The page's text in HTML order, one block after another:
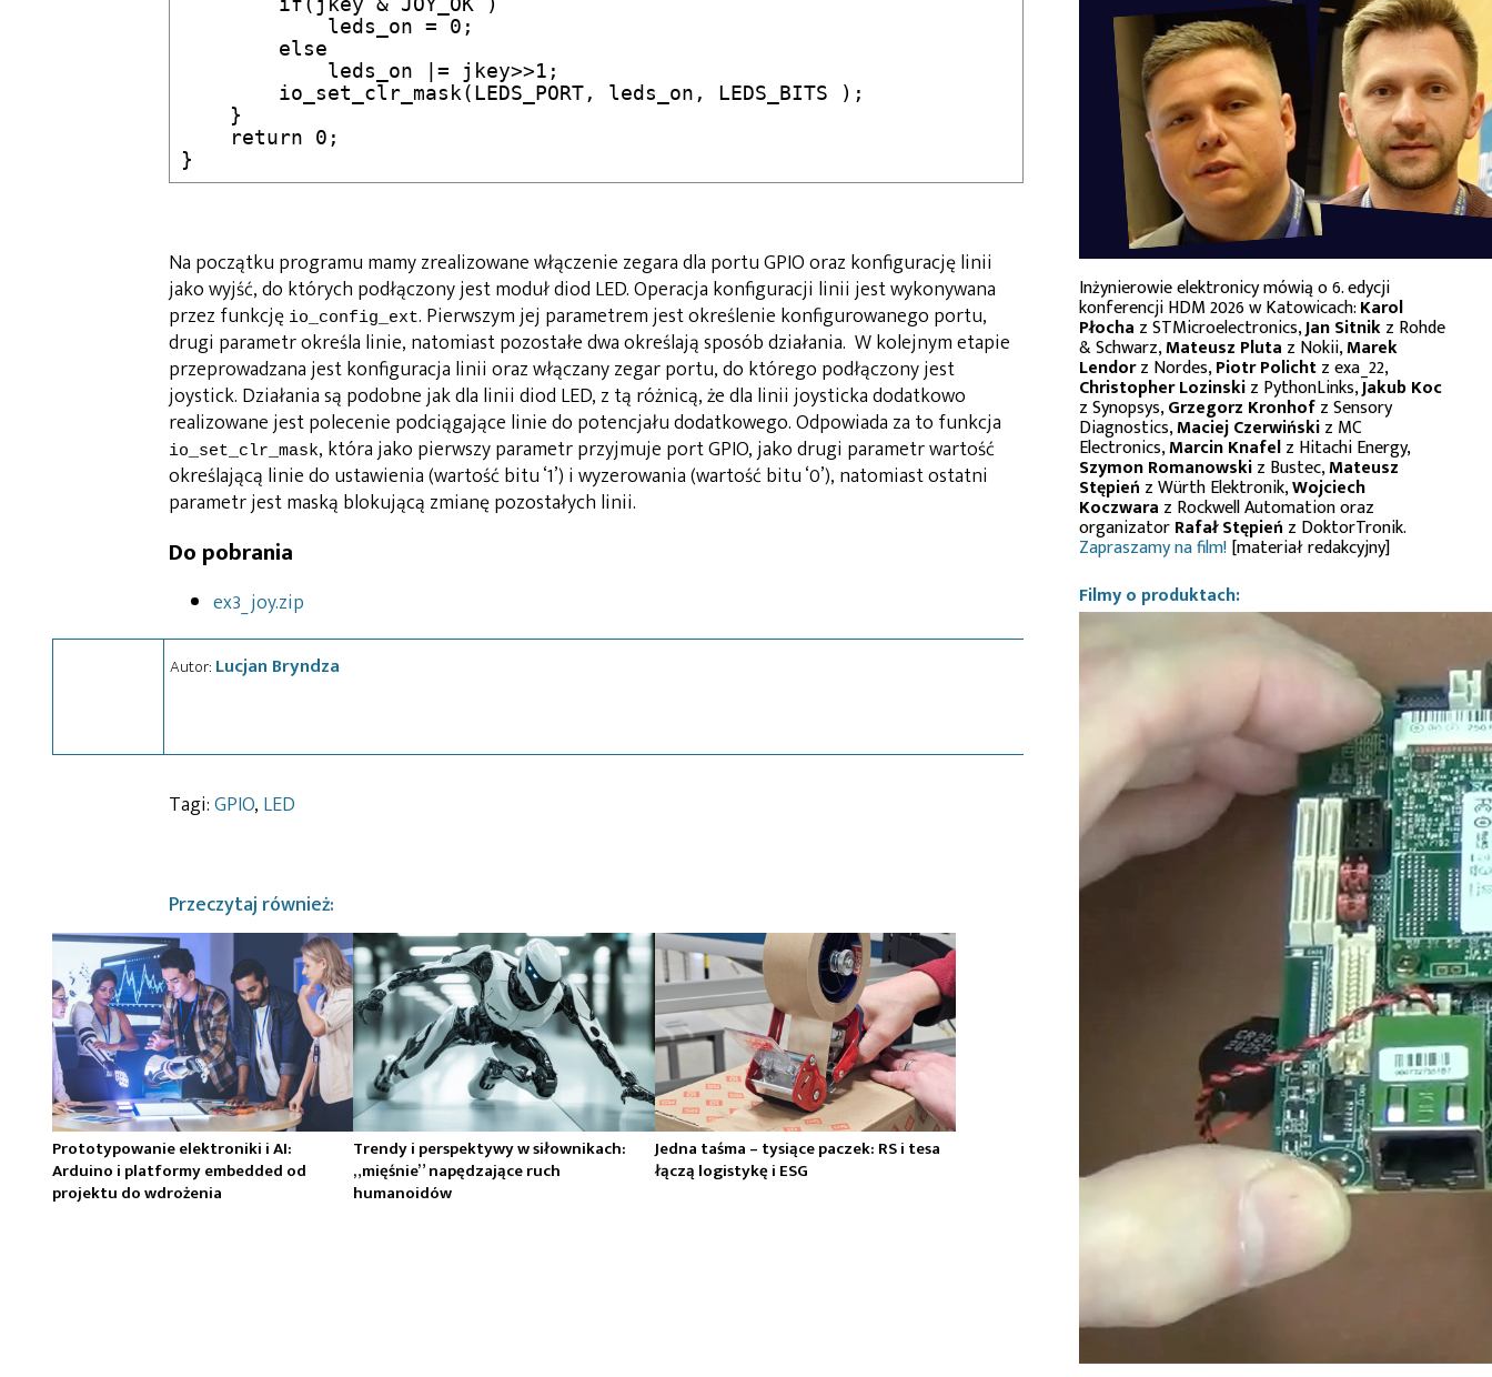
    }
    return 0;
Na początku programu mamy zrealizowane włączenie zegara dla portu GPIO oraz konfigurację linii
jako wyjść, do których podłączony jest moduł diod LED. Operacja konfiguracji linii jest wykonywana
przez funkcję io_config_ext. Pierwszym jej parametrem jest określenie konfigurowanego portu,
drugi parametr określa linie, natomiast pozostałe dwa określają sposób działania. W kolejnym etapie
przeprowadzana jest konfiguracja linii oraz włączany zegar portu, do którego podłączony jest
joystick. Działania są podobne jak dla linii diod LED, z tą różnicą, że dla linii joysticka dodatkowo
realizowane jest polecenie podciągające linie do potencjału dodatkowego. Odpowiada za to funkcja
io_set_clr_mask, która jako pierwszy parametr przyjmuje port GPIO, jako drugi parametr wartość
określającą linie do ustawienia (wartość bitu ‘1’) i wyzerowania (wartość bitu ‘0’), natomiast ostatni
parametr jest maską blokującą zmianę pozostałych linii.
Do pobrania
ex3_joy.zip
Autor: Lucjan Bryndza
Tagi:GPIO, LED
Przeczytaj również:
Prototypowanie elektroniki i AI:
Arduino i platformy embedded od
projektu do wdrożenia
Trendy i perspektywy w siłownikach:
„mięśnie” napędzające ruch
humanoidów
Jedna taśma – tysiące paczek: RS i tesa
łączą logistykę i ESG
Inżynierowie elektronicy mówią o 6. edycji
konferencji HDM 2026 w Katowicach:Karol
Płocha z STMicroelectronics,Jan Sitnikz Rohde
& Schwarz,Mateusz Pluta z Nokii,Marek
Lendorz Nordes,Piotr Polichtz exa_22,
Christopher Lozinskiz PythonLinks,Jakub Koc
z Synopsys,Grzegorz Kronhofz Sensory
Diagnostics,Maciej Czerwińskiz MC
Electronics,Marcin Knafelz Hitachi Energy,
Szymon Romanowskiz Bustec,Mateusz
Stępień z Würth Elektronik,Wojciech
Koczwara z Rockwell Automation oraz
organizatorRafał Stępień z DoktorTronik.
Zapraszamy na film![materiał redakcyjny]
Filmy o produktach: